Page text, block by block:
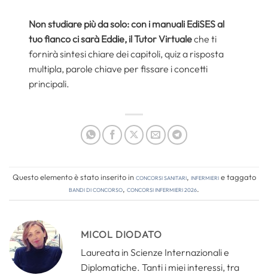
Non studiare più da solo: con i manuali EdiSES al
tuo fianco ci sarà Eddie, il Tutor Virtualeche ti
fornirà sintesi chiare dei capitoli, quiz a risposta
multipla, parole chiave per fissare i concetti
principali.
Questo elemento è stato inserito inConcorsi Sanitari, Infermierie taggato
bandi di concorso, concorsi infermieri 2026.
MICOL DIODATO
Laureata in Scienze Internazionali e
Diplomatiche. Tanti i miei interessi, tra